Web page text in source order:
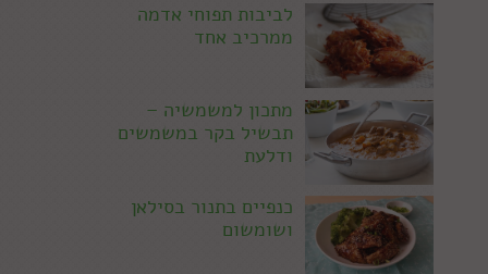
לביבות תפוחי אדמה
ממרכיב אחד
מתכון למשמשיה –
תבשיל בקר במשמשים
ודלעת
כנפיים בתנור בסילאן
ושומשום